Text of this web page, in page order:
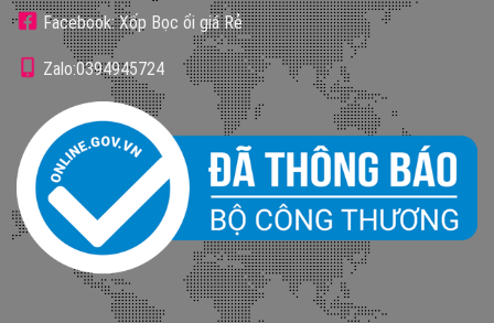
Facebook: Xốp Bọc ổi giá Rẻ
Zalo:0394945724